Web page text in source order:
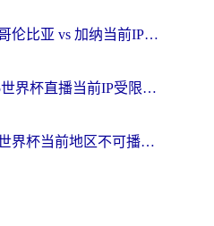
在海外看世界杯哥伦比亚 vs 加纳当前IP受限制？这篇指南帮你流畅看中文解说赛事
在越南看CCTV5世界杯直播当前IP受限制？海外党体育观赛终极指南来了
在日本看央视频世界杯当前地区不可播放？海外党体育观赛终极指南